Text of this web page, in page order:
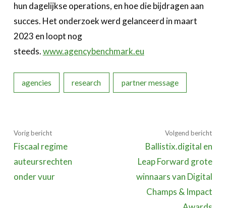
hun dagelijkse operations, en hoe die bijdragen aan
succes. Het onderzoek werd gelanceerd in maart
2023 en loopt nog
steeds.www.agencybenchmark.eu
agencies research partner message
Vorig bericht
Fiscaal regime
auteursrechten
onder vuur
Volgend bericht
Ballistix.digital en
Leap Forward grote
winnaars van Digital
Champs & Impact